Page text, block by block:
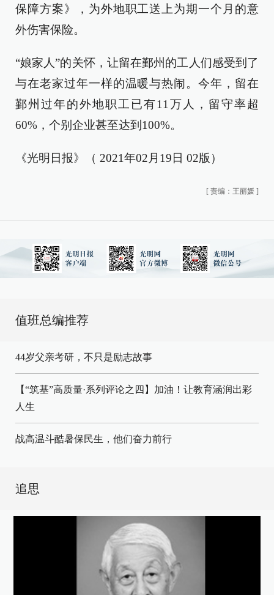
保障方案》，为外地职工送上为期一个月的意
外伤害保险。
“娘家人”的关怀，让留在鄞州的工人们感受到了
与在老家过年一样的温暖与热闹。今年，留在
鄞州过年的外地职工已有11万人，留守率超
60%，个别企业甚至达到100%。
《光明日报》（ 2021年02月19日 02版）
[ 责编：王丽媛 ]
值班总编推荐
44岁父亲考研，不只是励志故事
【“筑基”高质量·系列评论之四】加油！让教育涵润出彩
人生
战高温斗酷暑保民生，他们奋力前行
追思